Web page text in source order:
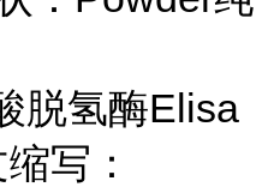
脱氢酶Elisa
写：